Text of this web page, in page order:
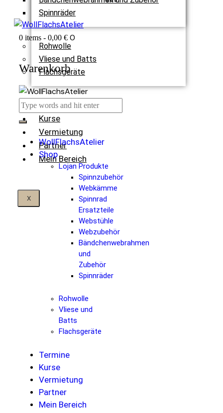
Spinnräder
Rohwolle
Vliese und Batts
Flachsgeräte
Termine
Kurse
Vermietung
Partner
Mein Bereich
X
0 items - 0,00 € 0
Warenkorb
WollFlachsAtelier
Shop
Lojan Produkte
Spinnzubehör
Webkämme
Spinnrad
Ersatzteile
Webstühle
Webzubehör
Bändchenwebrahmen
und
Zubehör
Spinnräder
Rohwolle
Vliese und
Batts
Flachsgeräte
Termine
Kurse
Vermietung
Partner
Mein Bereich